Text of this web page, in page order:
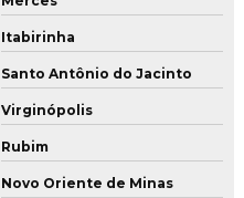
Itabirinha
Santo Antônio do Jacinto
Virginópolis
Rubim
Novo Oriente de Minas